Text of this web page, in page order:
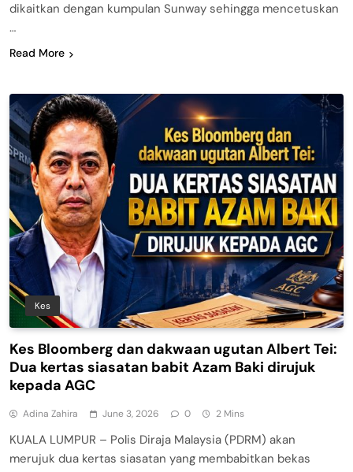
dikaitkan dengan kumpulan Sunway sehingga mencetuskan
…
Read More
Kes
Kes Bloomberg dan dakwaan ugutan Albert Tei:
Dua kertas siasatan babit Azam Baki dirujuk
kepada AGC
Adina Zahira June 3, 2026 0 2 Mins
KUALA LUMPUR – Polis Diraja Malaysia (PDRM) akan
merujuk dua kertas siasatan yang membabitkan bekas